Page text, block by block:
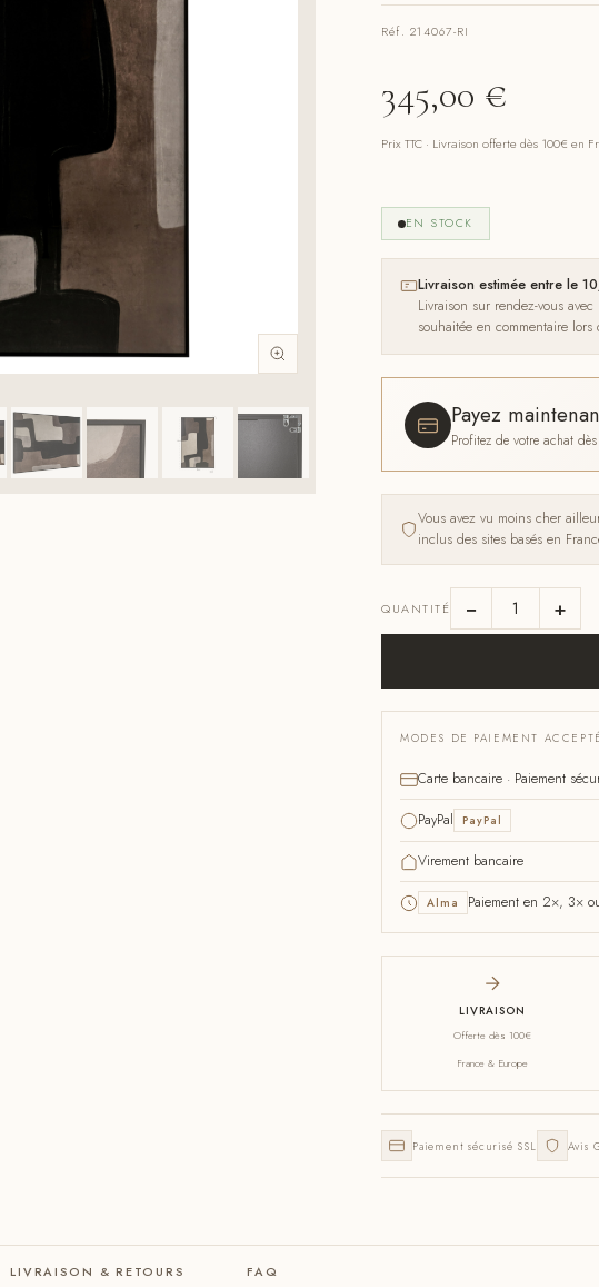
Réf. 214067-RI
345,00 €
Prix TTC · Livraison offerte dès 100€ en
EN STOCK
Livraison estimée entre le
Livraison sur rendez-vous
souhaitée en commentaire lors
Payez
Profitez de votre achat
Vous avez vu moins cher
inclus des sites basés en
QUANTITÉ − +
MODES DE PAIEMENT
Carte bancaire · Paiement
PayPal PayPal
Virement bancaire
Alma Paiement en 2×, 3×
LIVRAISON
Offerte dès 100€
France & Europe
Paiement sécurisé SSL Avis
LIVRAISON & RETOURS FAQ